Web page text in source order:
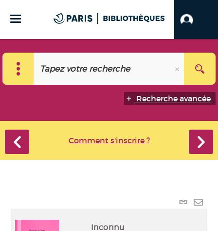
Recherche avancée
Comment s'inscrire ?
Lien
Inconnu